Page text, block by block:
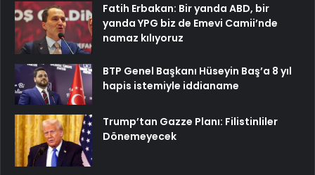
Fatih Erbakan: Bir yanda ABD, bir
yanda YPG biz de Emevi Camii’nde
namaz kılıyoruz
BTP Genel Başkanı Hüseyin Baş’a 8 yıl
hapis istemiyle iddianame
Trump’tan Gazze Planı: Filistinliler
Dönemeyecek